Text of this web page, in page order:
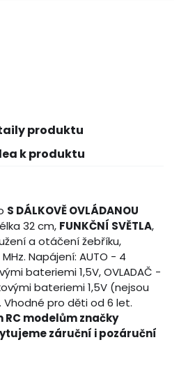
produktu
k produktu
S DÁLKOVĚ OVLÁDANOU
32 cm, FUNKČNÍ SVĚTLA,
a otáčení žebříku,
Napájení: AUTO - 4
bateriemi 1,5V, OVLADAČ -
bateriemi 1,5V (nejsou
pro děti od 6 let.
RC modelům značky
záruční i pozáruční